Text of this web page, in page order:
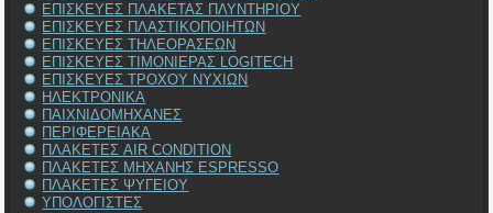
ΕΠΙΣΚΕΥΕΣ ΠΛΑΚΕΤΑΣ ΠΛΥΝΤΗΡΙΟΥ
ΕΠΙΣΚΕΥΕΣ ΠΛΑΣΤΙΚΟΠΟΙΗΤΩΝ
ΕΠΙΣΚΕΥΕΣ ΤΗΛΕΟΡΑΣΕΩΝ
ΕΠΙΣΚΕΥΕΣ ΤΙΜΟΝΙΕΡΑΣ LOGITECH
ΕΠΙΣΚΕΥΕΣ ΤΡΟΧΟΥ ΝΥΧΙΩΝ
ΗΛΕΚΤΡΟΝΙΚΑ
ΠΑΙΧΝΙΔΟΜΗΧΑΝΕΣ
ΠΕΡΙΦΕΡΕΙΑΚΑ
ΠΛΑΚΕΤΕΣ AIR CONDITION
ΠΛΑΚΕΤΕΣ ΜΗΧΑΝΗΣ ESPRESSO
ΠΛΑΚΕΤΕΣ ΨΥΓΕΙΟΥ
ΥΠΟΛΟΓΙΣΤΕΣ